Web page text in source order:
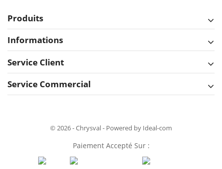
Produits
Informations
Service Client
Service Commercial
© 2026 - Chrysval - Powered by Ideal-com
Paiement Accepté Sur :